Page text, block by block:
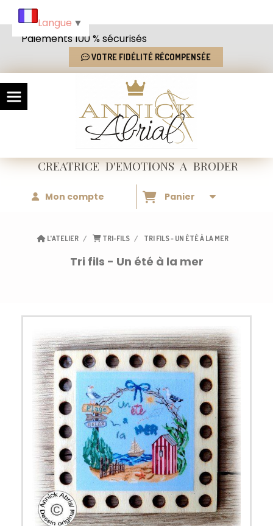
Paiements 100 % sécurisés
VOTRE FIDÉLITÉ RÉCOMPENSÉE
CREATRICED'EMOTIONSA BRODER
Mon compte Panier
L'ATELIER TRI-FILS TRI FILS - UN ÉTÉ À LA MER
Tri fils - Un été à la mer
Langue ▼